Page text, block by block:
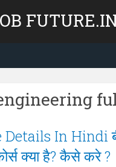
Details In Hindi
क्या है? कैसे करे ?